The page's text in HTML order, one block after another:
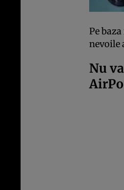
Pe
nevoile
Nu